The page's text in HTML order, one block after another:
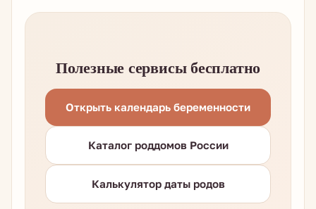
Полезные сервисы бесплатно
Открыть календарь беременности
Каталог роддомов России
Калькулятор даты родов